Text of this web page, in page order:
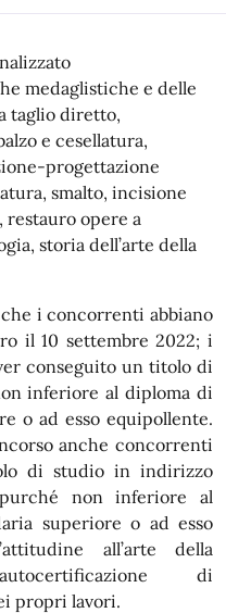
medaglistiche e delle
taglio diretto,
e cesellatura,
progettazione
smalto, incisione
restauro opere a
storia dell’arte della
che i concorrenti abbiano
il 10 settembre 2022; i
conseguito un titolo di
inferiore al diploma di
o ad esso equipollente.
anche concorrenti
di studio in indirizzo
non inferiore al
superiore o ad esso
all’arte della
di
propri lavori.